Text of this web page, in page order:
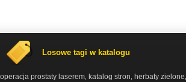
Losowe tagi w katalogu
operacja prostaty laserem katalog stron herbaty zielone